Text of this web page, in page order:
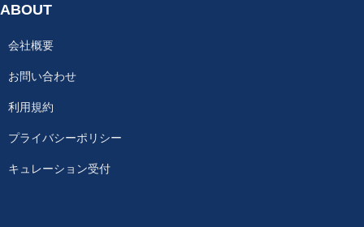
ABOUT
会社概要
お問い合わせ
利用規約
プライバシーポリシー
キュレーション受付